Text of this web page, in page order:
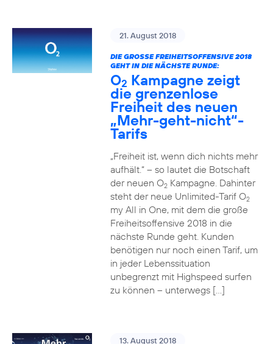
21. August 2018
DIE GROSSE FREIHEITSOFFENSIVE 2018 G
EHT IN DIE NÄCHSTE RUNDE:
O2 Kampagne zeigt
die grenzenlose
Freiheit des neuen
„Mehr-geht-nicht“-
Tarifs
„Freiheit ist, wenn dich nichts mehr
aufhält.“ – so lautet die Botschaft
der neuen O2Kampagne. Dahinter
steht der neue Unlimited-Tarif O2
my All in One, mit dem die große
Freiheitsoffensive 2018 in die
nächste Runde geht. Kunden
benötigen nur noch einen Tarif, um
in jeder Lebenssituation
unbegrenzt mit Highspeed surfen
zu können – unterwegs […]
13. August 2018